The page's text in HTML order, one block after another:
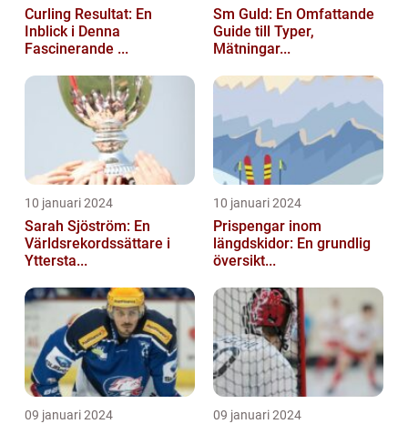
Curling Resultat: En
Inblick i Denna
Fascinerande ...
Sm Guld: En Omfattande
Guide till Typer,
Mätningar...
10 januari 2024
Sarah Sjöström: En
Världsrekordssättare i
Yttersta...
10 januari 2024
Prispengar inom
längdskidor: En grundlig
översikt...
09 januari 2024 09 januari 2024